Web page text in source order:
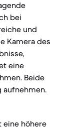
bei
und
Kamera des
eine
Beide
aufnehmen.
eine höhere